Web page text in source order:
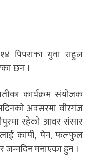
पिपराका युवा राहुल
छन ।
कार्यक्रम संयोजक
अवसरमा वीरगंज
रहेको आवर संसार
कापी, पेन, फलफुल
मनाएका हुन ।